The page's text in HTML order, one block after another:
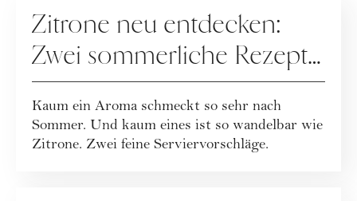
Zitrone neu entdecken:
Zwei sommerliche Rezepte
mit Frischekick
Kaum ein Aroma schmeckt so sehr nach
Sommer. Und kaum eines ist so wandelbar wie
Zitrone. Zwei feine Serviervorschläge.